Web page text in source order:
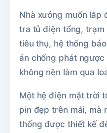
Nhà xưởng muốn lắp
tra tủ điện tổng,
tiêu thụ, hệ thống
án chống phát
không nên làm qua
Một hệ điện mặt trời
pin đẹp trên mái, mà
thống được thiết kế